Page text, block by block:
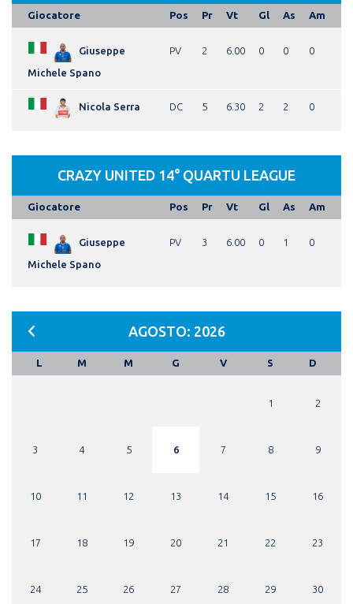
Giocatore Pos Pr Vt Gl As Am
Giuseppe
Michele Spano
PV 2 6.00 0 0 0
Nicola Serra DC 5 6.30 2 2 0
CRAZY UNITED 14° QUARTU LEAGUE
Giocatore Pos Pr Vt Gl As Am
Giuseppe
Michele Spano
PV 3 6.00 0 1 0
AGOSTO: 2026
L M M G V S D
1 2
3 4 5 6 7 8 9
10 11 12 13 14 15 16
17 18 19 20 21 22 23
24 25 26 27 28 29 30